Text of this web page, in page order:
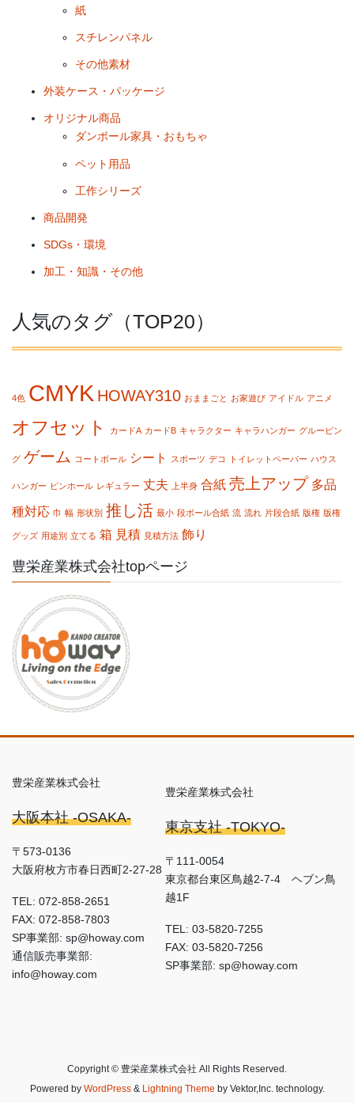
紙
スチレンパネル
その他素材
外装ケース・パッケージ
オリジナル商品
ダンボール家具・おもちゃ
ペット用品
工作シリーズ
商品開発
SDGs・環境
加工・知識・その他
人気のタグ（TOP20）
4色 CMYK HOWAY310 おままごと お家遊び アイドル アニメ
オフセット カードA カードB キャラクター キャラハンガー グルーピン
グ ゲーム コートボール シート スポーツ デコ トイレットペーパー ハウス
ハンガー ピンホール レギュラー 丈夫 上半身 合紙 売上アップ 多品
種対応 巾 幅 形状別 推し活 最小 段ボール合紙 流 流れ 片段合紙 版権 版権
グッズ 用途別 立てる 箱 見積 見積方法 飾り
豊栄産業株式会社topページ
豊栄産業株式会社
大阪本社 -OSAKA-
〒573-0136
大阪府枚方市春日西町2-27-28
TEL: 072-858-2651
FAX: 072-858-7803
SP事業部: sp@howay.com
通信販売事業部:
info@howay.com
豊栄産業株式会社
東京支社 -TOKYO-
〒111-0054
東京都台東区鳥越2-7-4 ヘブン鳥
越1F
TEL: 03-5820-7255
FAX: 03-5820-7256
SP事業部: sp@howay.com
Copyright © 豊栄産業株式会社 All Rights Reserved.
Powered by WordPress& Lightning Theme by Vektor,Inc. technology.